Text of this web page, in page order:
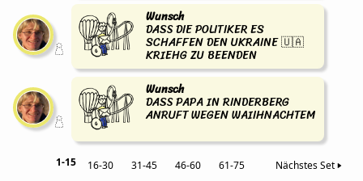
Wunsch
DASS DIE POLITIKER ES
SCHAFFEN DEN UKRAINE 🇺🇦
KRIEHG ZU BEENDEN
Wunsch
DASS PAPA IN RINDERBERG
ANRUFT WEGEN WAIIHNACHTEM
1-15 16-30 31-45 46-60 61-75 Nächstes Set